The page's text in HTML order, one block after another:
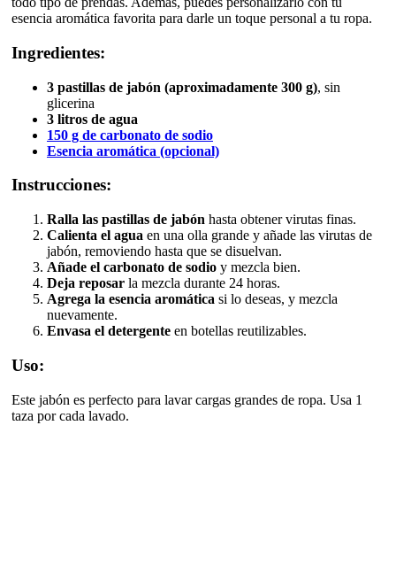
esencia aromática favorita para darle un toque personal a tu ropa.
Ingredientes:
3 pastillas de jabón (aproximadamente 300 g), sin
glicerina
3 litros de agua
150 g de carbonato de sodio
Esencia aromática (opcional)
Instrucciones:
Ralla las pastillas de jabón hasta obtener virutas finas.
Calienta el agua en una olla grande y añade las virutas de
jabón, removiendo hasta que se disuelvan.
Añade el carbonato de sodio y mezcla bien.
Deja reposar la mezcla durante 24 horas.
Agrega la esencia aromática si lo deseas, y mezcla
nuevamente.
Envasa el detergente en botellas reutilizables.
Uso:
Este jabón es perfecto para lavar cargas grandes de ropa. Usa 1
taza por cada lavado.